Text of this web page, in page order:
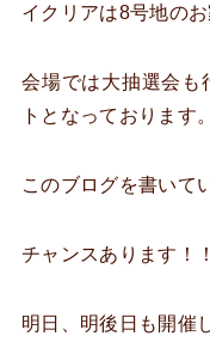
イクリアは8号地のお
会場では大抽選会も
トとなっております。
このブログを書いて
チャンスあります！！
明日、明後日も開催